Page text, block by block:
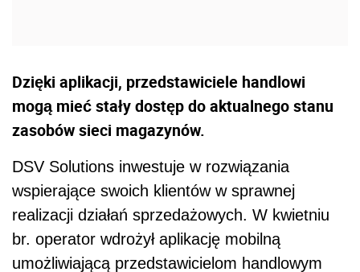
Dzięki aplikacji, przedstawiciele handlowi
mogą mieć stały dostęp do aktualnego stanu
zasobów sieci magazynów.
DSV Solutions inwestuje w rozwiązania
wspierające swoich klientów w sprawnej
realizacji działań sprzedażowych. W kwietniu
br. operator wdrożył aplikację mobilną
umożliwiającą przedstawicielom handlowym